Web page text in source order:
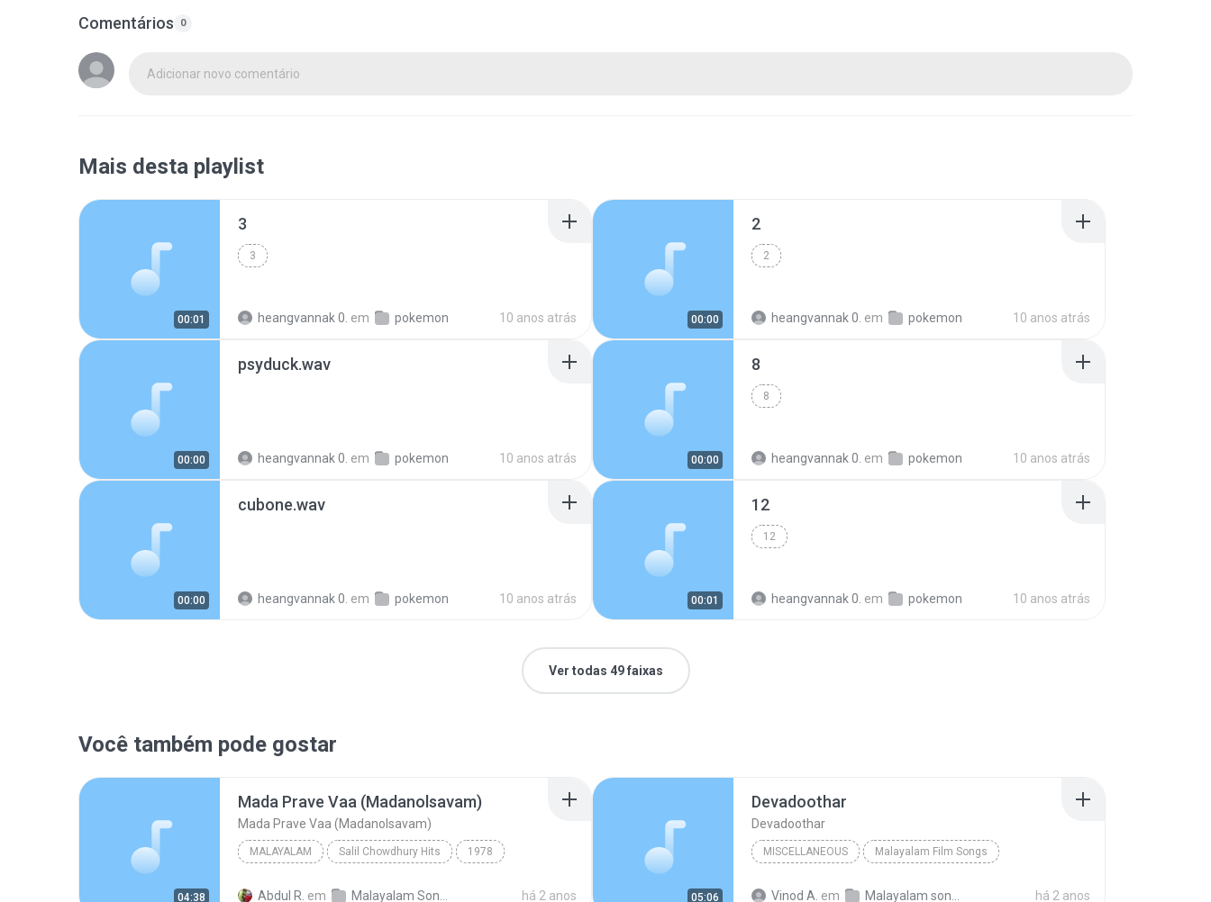
Comentários 0
Adicionar novo comentário
Mais desta playlist
00:01
3
3
heangvannak 0. em pokemon 10 anos atrás 00:00
2
2
heangvannak 0. em pokemon 10 anos atrás
00:00
psyduck.wav
heangvannak 0. em pokemon 10 anos atrás 00:00
8
8
heangvannak 0. em pokemon 10 anos atrás
00:00
cubone.wav
heangvannak 0. em pokemon 10 anos atrás 00:01
12
12
heangvannak 0. em pokemon 10 anos atrás
Ver todas 49 faixas
Você também pode gostar
04:38
Mada Prave Vaa (Madanolsavam)
Mada Prave Vaa (Madanolsavam)
MALAYALAM Salil Chowdhury Hits 1978
Abdul R. em há 2 anos 05:06
Devadoothar
Devadoothar
MISCELLANEOUS Malayalam Film Songs
Vinod A. em há 2 anos